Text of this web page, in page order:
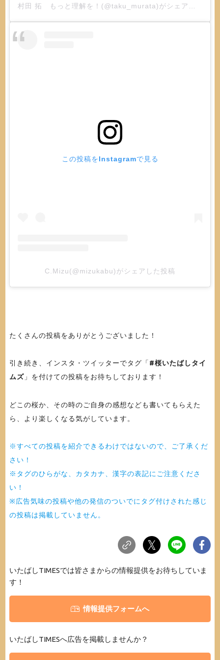
この投稿をInstagramで見る
C.Mizu(@mizukabu)がシェアした投稿
たくさんの投稿をありがとうございました！
引き続き、インスタ・ツイッターでタグ「 #桜いたばしタイ
ムズ」を付けての投稿をお待ちしております！
どこの桜か、その時のご自身の感想なども書いてもらえた
ら、より楽しくなる気がしています。
※すべての投稿を紹介できるわけではないので、ご了承くだ
さい！
※タグのひらがな、カタカナ、漢字の表記にご注意くださ
い！
※広告気味の投稿や他の発信のついでにタグ付けされた感じ
の投稿は掲載していません。
いたばしTIMESでは皆さまからの情報提供をお待ちしていま
す！
情報提供フォームへ
いたばしTIMESへ広告を掲載しませんか？